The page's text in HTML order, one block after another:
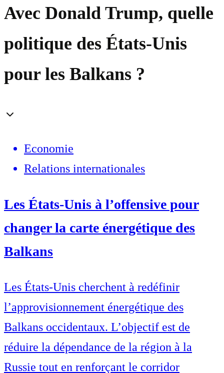
Avec Donald Trump, quelle
politique des États-Unis
pour les Balkans ?
Economie
Relations internationales
Les États-Unis à l’offensive pour
changer la carte énergétique des
Balkans
Les États-Unis cherchent à redéfinir
l’approvisionnement énergétique des
Balkans occidentaux. L’objectif est de
réduire la dépendance de la région à la
Russie tout en renforçant le corridor